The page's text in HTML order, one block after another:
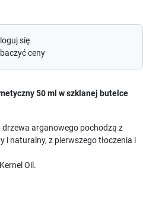
się
ceny
50 ml w szklanej butelce
drzewa arganowego pochodzą z
i naturalny, z pierwszego tłoczenia i
Oil.